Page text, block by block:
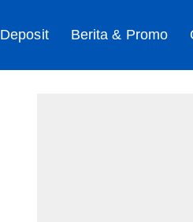
Deposit Berita & Promo